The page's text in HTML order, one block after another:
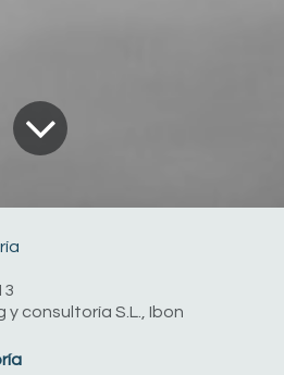
consultoría S.L., Ibon